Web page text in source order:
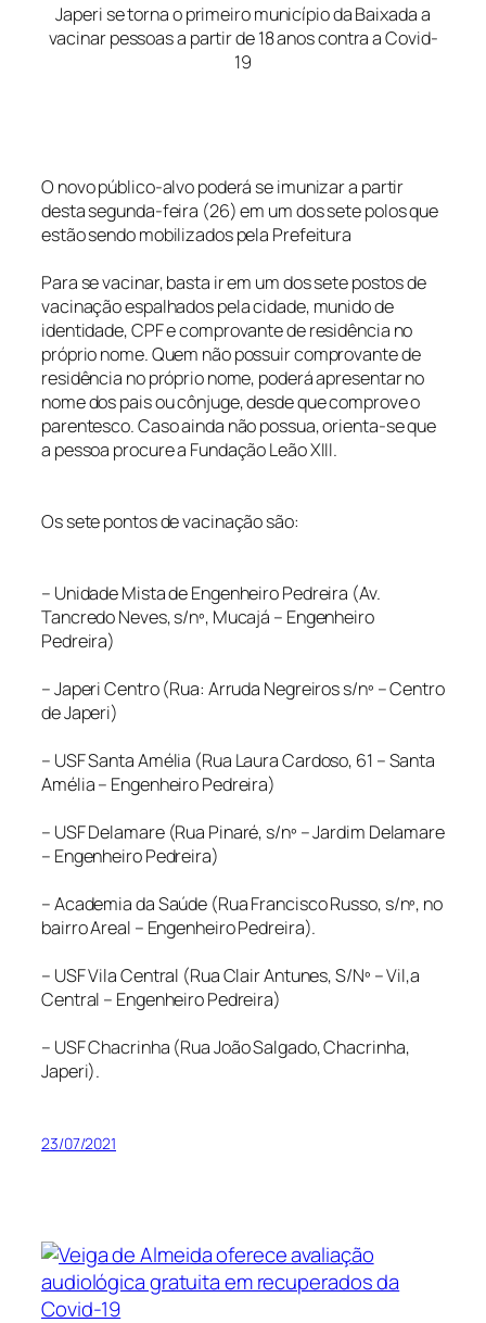
Japeri se torna o primeiro município da Baixada a
vacinar pessoas a partir de 18 anos contra a Covid-
19
O novo público-alvo poderá se imunizar a partir
desta segunda-feira (26) em um dos sete polos que
estão sendo mobilizados pela Prefeitura
Para se vacinar, basta ir em um dos sete postos de
vacinação espalhados pela cidade, munido de
identidade, CPF e comprovante de residência no
próprio nome. Quem não possuir comprovante de
residência no próprio nome, poderá apresentar no
nome dos pais ou cônjuge, desde que comprove o
parentesco. Caso ainda não possua, orienta-se que
a pessoa procure a Fundação Leão XIII.
Os sete pontos de vacinação são:
– Unidade Mista de Engenheiro Pedreira (Av.
Tancredo Neves, s/nº, Mucajá – Engenheiro
Pedreira)
– Japeri Centro (Rua: Arruda Negreiros s/nº – Centro
de Japeri)
– USF Santa Amélia (Rua Laura Cardoso, 61 – Santa
Amélia – Engenheiro Pedreira)
– USF Delamare (Rua Pinaré, s/nº – Jardim Delamare
– Engenheiro Pedreira)
– Academia da Saúde (Rua Francisco Russo, s/nº, no
bairro Areal – Engenheiro Pedreira).
– USF Vila Central (Rua Clair Antunes, S/Nº – Vil,a
Central – Engenheiro Pedreira)
– USF Chacrinha (Rua João Salgado, Chacrinha,
Japeri).
23/07/2021